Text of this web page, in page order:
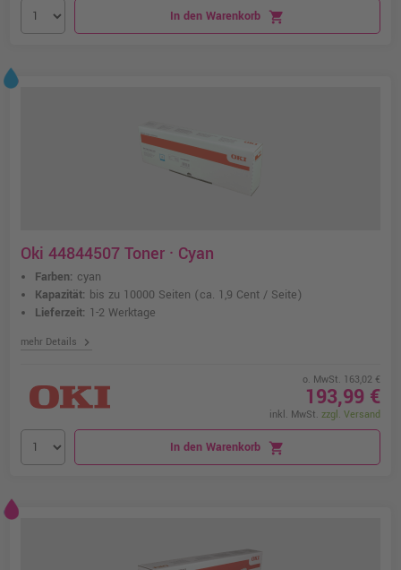
In den Warenkorb shopping_cart
Oki 44844507 Toner · Cyan
Farben: cyan
Kapazität: bis zu 10000 Seiten (ca. 1,9 Cent / Seite)
Lieferzeit: 1-2 Werktage
mehr Details chevron_right
o. MwSt. 163,02 €
193,99 €
inkl. MwSt. zzgl. Versand
In den Warenkorb shopping_cart